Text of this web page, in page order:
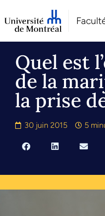
Quel est
de la
la prise
30 juin 2015 5